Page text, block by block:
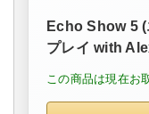
Echo Show 5 (
プレイ with
この商品は現在お